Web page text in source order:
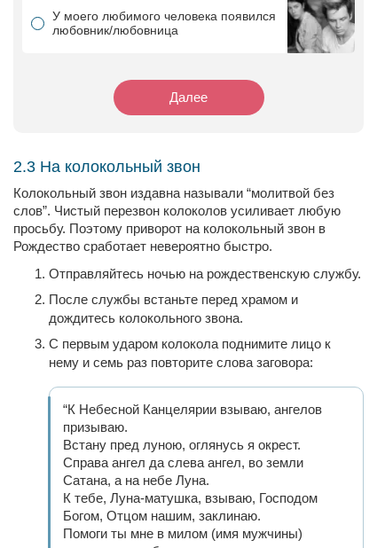
У моего любимого человека появился
любовник/любовница
Далее
2.3 На колокольный звон
Колокольный звон издавна называли “молитвой без
слов”. Чистый перезвон колоколов усиливает любую
просьбу. Поэтому приворот на колокольный звон в
Рождество сработает невероятно быстро.
Отправляйтесь ночью на рождественскую службу.
После службы встаньте перед храмом и
дождитесь колокольного звона.
С первым ударом колокола поднимите лицо к
нему и семь раз повторите слова заговора:
“К Небесной Канцелярии взываю, ангелов
призываю.
Встану пред луною, оглянусь я окрест.
Справа ангел да слева ангел, во земли
Сатана, а на небе Луна.
К тебе, Луна-матушка, взываю, Господом
Богом, Отцом нашим, заклинаю.
Помоги ты мне в милом (имя мужчины)